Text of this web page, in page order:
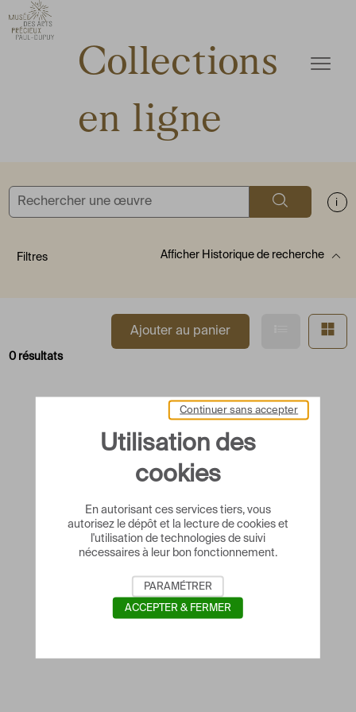
Accèder directement au contenu
Accèder directement au contenu
Collections
en ligne
Ouvrir
Rechercher
Filtres AfficherHistorique de recherche
0 résultats
Ajouter au panier Afficher
Utilisation des
cookies
En autorisant ces services tiers, vous
autorisez le dépôt et la lecture de cookies et
l'utilisation de technologies de suivi
nécessaires à leur bon fonctionnement.
Continuer sans accepter
PARAMÉTRER
ACCEPTER & FERMER